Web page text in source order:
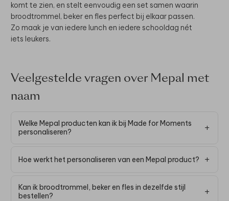
komt te zien, en stelt eenvoudig een set samen waarin
broodtrommel, beker en fles perfect bij elkaar passen.
Zo maak je van iedere lunch en iedere schooldag nét
iets leukers.
Veelgestelde vragen over Mepal met
naam
Welke Mepal producten kan ik bij Made for Moments
personaliseren?
Hoe werkt het personaliseren van een Mepal product?
Kan ik broodtrommel, beker en fles in dezelfde stijl
bestellen?